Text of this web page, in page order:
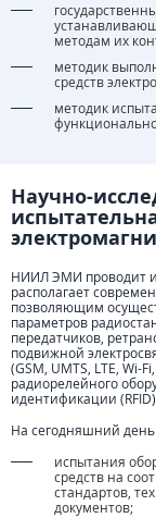
методам их
методик
средств
методик
Научно-
НИИЛ ЭМИ проводит
располагает
позволяющим
параметров
передатчиков,
подвижной
(GSM, UMTS, LTE, Wi-
радиорелейного
идентификации
На сегодняшний
испытания
средств на
стандартов,
документов;